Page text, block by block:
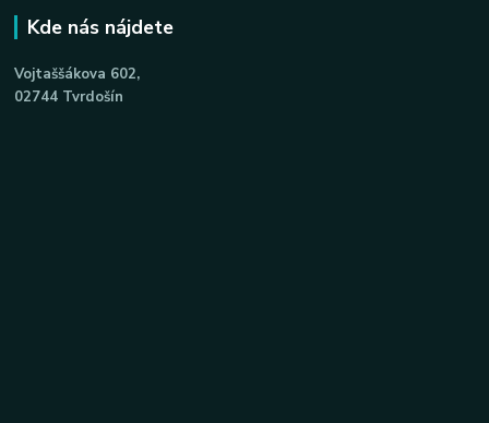
Kde nás nájdete
Vojtaššákova 602,
02744 Tvrdošín